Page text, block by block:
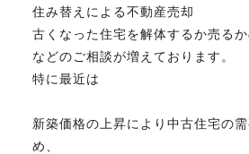
018-853-
土曜10:00－15:00（
住み替えによる不動産売却
古くなった住宅を解体するか売る
などのご相談が増えております。
特に最近は
新築価格の上昇により中古住宅の
め、